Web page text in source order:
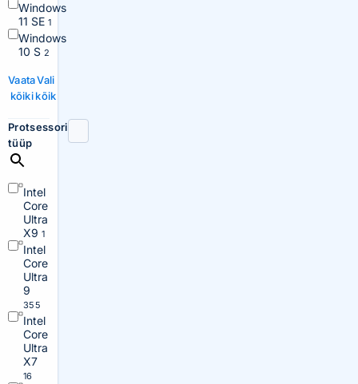
Windows
11 SE 1
Windows
10 S 2
Vaata
kõiki
Vali
kõik
Protsessori
tüüp
Intel
Core
Ultra
X91
Intel
Core
Ultra
9
355
Intel
Core
Ultra
X7
16